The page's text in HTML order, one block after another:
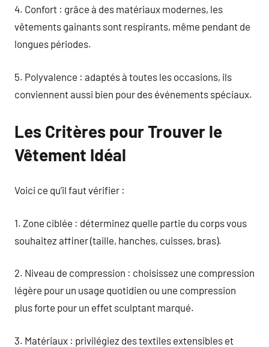
4. Confort : grâce à des matériaux modernes, les
vêtements gainants sont respirants, même pendant de
longues périodes.
5. Polyvalence : adaptés à toutes les occasions, ils
conviennent aussi bien pour des événements spéciaux.
Les Critères pour Trouver le
Vêtement Idéal
Voici ce qu’il faut vérifier :
1. Zone ciblée : déterminez quelle partie du corps vous
souhaitez affiner (taille, hanches, cuisses, bras).
2. Niveau de compression : choisissez une compression
légère pour un usage quotidien ou une compression
plus forte pour un effet sculptant marqué.
3. Matériaux : privilégiez des textiles extensibles et